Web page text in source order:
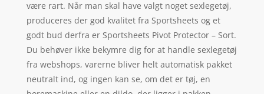
være rart. Når man skal have valgt noget sexlegetøj,
produceres der god kvalitet fra Sportsheets og et
godt bud derfra er Sportsheets Pivot Protector – Sort.
Du behøver ikke bekymre dig for at handle sexlegetøj
fra webshops, varerne bliver helt automatisk pakket
neutralt ind, og ingen kan se, om det er tøj, en